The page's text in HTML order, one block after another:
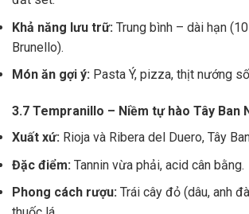
Khả năng lưu trữ: Trung bình – dài hạn
Brunello).
Món ăn gợi ý: Pasta Ý, pizza, thịt nướng
3.7 Tempranillo – Niềm tự hào Tây Ban
Xuất xứ: Rioja và Ribera del Duero, Tây
Đặc điểm: Tannin vừa phải, acid cân bằng.
Phong cách rượu: Trái cây đỏ (dâu, anh